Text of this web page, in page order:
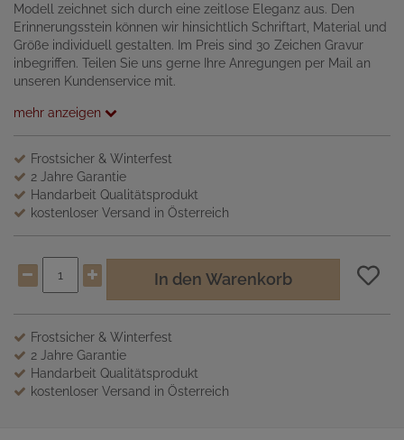
Modell zeichnet sich durch eine zeitlose Eleganz aus. Den
Erinnerungsstein können wir hinsichtlich Schriftart, Material und
Größe individuell gestalten. Im Preis sind 30 Zeichen Gravur
inbegriffen. Teilen Sie uns gerne Ihre Anregungen per Mail an
unseren Kundenservice mit.
mehr anzeigen
Frostsicher & Winterfest
2 Jahre Garantie
Handarbeit Qualitätsprodukt
kostenloser Versand in Österreich
In den Warenkorb
Frostsicher & Winterfest
2 Jahre Garantie
Handarbeit Qualitätsprodukt
kostenloser Versand in Österreich